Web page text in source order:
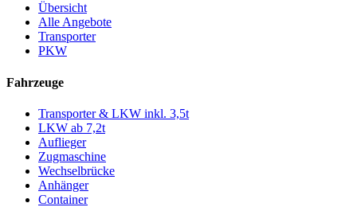
Übersicht
Alle Angebote
Transporter
PKW
Fahrzeuge
Transporter & LKW inkl. 3,5t
LKW ab 7,2t
Auflieger
Zugmaschine
Wechselbrücke
Anhänger
Container